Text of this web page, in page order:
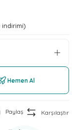
indirimi)
Hemen Al
Paylaş Karşılaştır